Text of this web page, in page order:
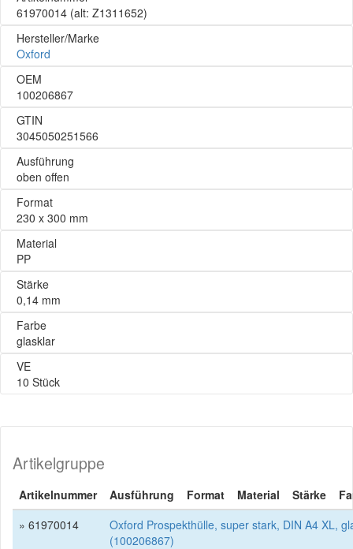
61970014 (alt: Z1311652)
Hersteller/Marke
Oxford
OEM
100206867
GTIN
3045050251566
Ausführung
oben offen
Format
230 x 300 mm
Material
PP
Stärke
0,14 mm
Farbe
glasklar
VE
10 Stück
Artikelgruppe
Artikelnummer Ausführung Format Material Stärke
» 61970014
Oxford Prospekthülle, super stark, DIN A4 XL,
(100206867)